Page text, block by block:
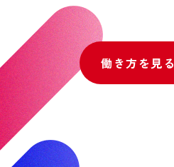
働き方を見る